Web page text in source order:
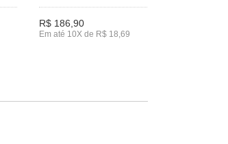
R$ 186,90
Em até 10X de R$ 18,69